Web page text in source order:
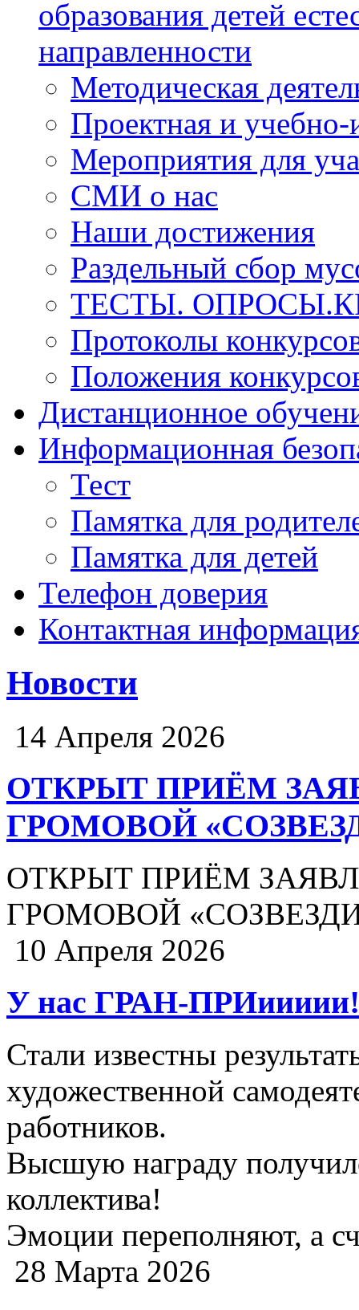
образования детей
направленности
Методическая
Проектная и учебно-
Мероприятия для
СМИ о нас
Наши достижения
Раздельный сбор
ТЕСТЫ.
Протоколы
Положения
Дистанционное
Информационная
Тест
Памятка для
Памятка для детей
Телефон доверия
Контактная
Новости
14 Апреля 2026
ОТКРЫТ ПРИЁМ
ГРОМОВОЙ
ОТКРЫТ ПРИЁМ
ГРОМОВОЙ
10 Апреля 2026
У нас ГРАН-
Стали известны
художественной
работников.
Высшую награду
коллектива!
Эмоции переполняют, а
28 Марта 2026